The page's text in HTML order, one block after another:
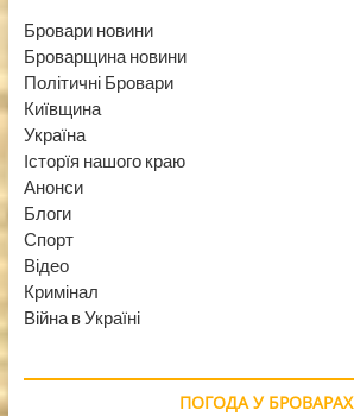
Бровари новини
Броварщина новини
Політичні Бровари
Київщина
Україна
Історїя нашого краю
Анонси
Блоги
Спорт
Відео
Кримінал
Війна в Україні
ПОГОДА У БРОВАРАХ